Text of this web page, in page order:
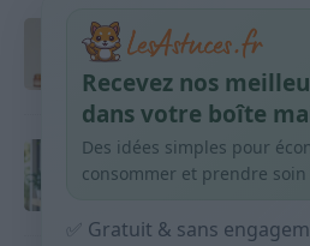
Taches
habitudes qui aident
9 avril 2026
Produits ménagers :
courses sans acheter
Recevez nos
dans votre boîte
Des idées simples pour
consommer et prendre soin
✅ Gratuit & sans